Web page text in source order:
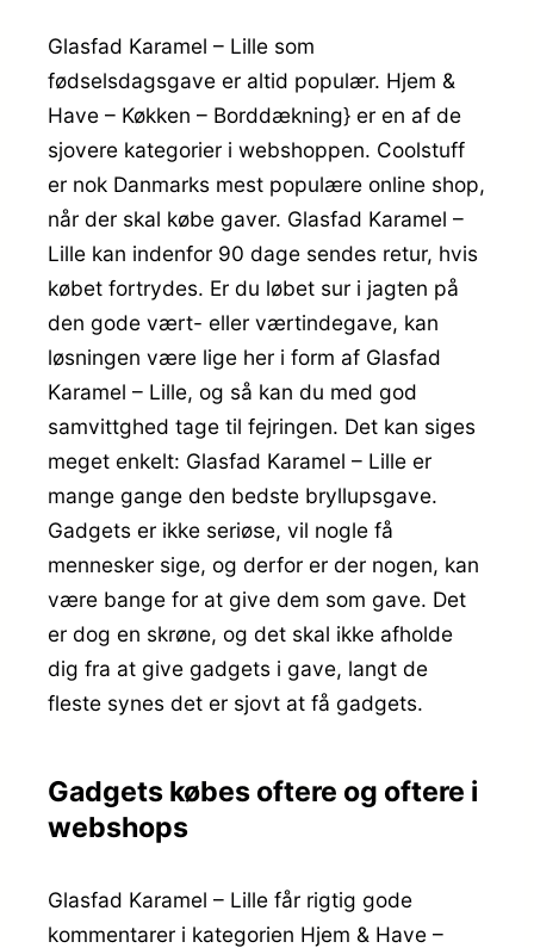
Glasfad Karamel – Lille som
fødselsdagsgave er altid populær. Hjem &
Have – Køkken – Borddækning} er en af de
sjovere kategorier i webshoppen. Coolstuff
er nok Danmarks mest populære online shop,
når der skal købe gaver. Glasfad Karamel –
Lille kan indenfor 90 dage sendes retur, hvis
købet fortrydes. Er du løbet sur i jagten på
den gode vært- eller værtindegave, kan
løsningen være lige her i form af Glasfad
Karamel – Lille, og så kan du med god
samvittghed tage til fejringen. Det kan siges
meget enkelt: Glasfad Karamel – Lille er
mange gange den bedste bryllupsgave.
Gadgets er ikke seriøse, vil nogle få
mennesker sige, og derfor er der nogen, kan
være bange for at give dem som gave. Det
er dog en skrøne, og det skal ikke afholde
dig fra at give gadgets i gave, langt de
fleste synes det er sjovt at få gadgets.
Gadgets købes oftere og oftere i
webshops
Glasfad Karamel – Lille får rigtig gode
kommentarer i kategorien Hjem & Have –